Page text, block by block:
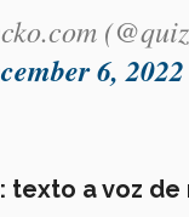
6, 2022
texto a voz de